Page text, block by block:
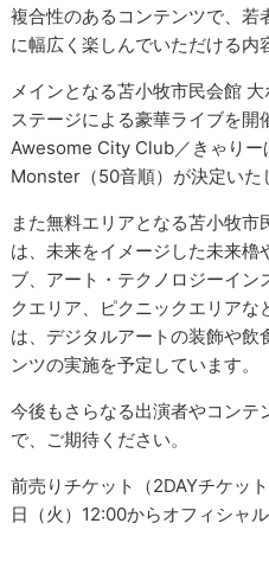
複合性のあるコンテンツで、
に幅広く楽しんでいただける内
メインとなる苫小牧市民会館
ステージによる豪華ライブを開
Awesome City Club／きゃり
Monster（50音順）が決定いた
また無料エリアとなる苫小牧
は、未来をイメージした未来櫓
ブ、アート・テクノロジーイン
クエリア、ピクニックエリア
は、デジタルアートの装飾や
ンツの実施を予定しています。
今後もさらなる出演者やコン
で、ご期待ください。
前売りチケット（2DAYチケッ
日（火）12:00からオフィシャ